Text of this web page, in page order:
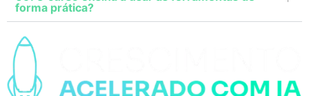
forma prática?